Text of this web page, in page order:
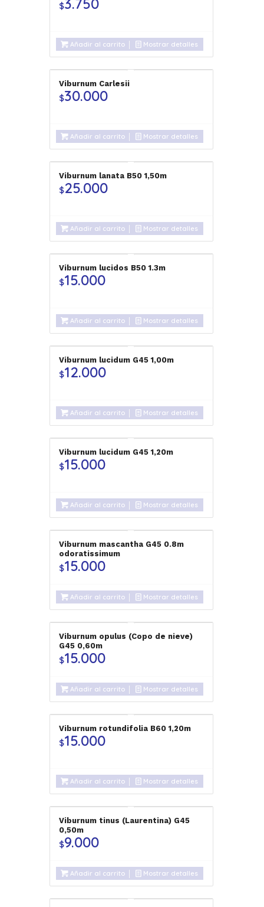
$
Añadir al carrito Mostrar detalles
Viburnum Carlesii
$30.000
Añadir al carrito Mostrar detalles
Viburnum lanata B50 1,50m
$25.000
Añadir al carrito Mostrar detalles
Viburnum lucidos B50 1.3m
$15.000
Añadir al carrito Mostrar detalles
Viburnum lucidum G45 1,00m
$12.000
Añadir al carrito Mostrar detalles
Viburnum lucidum G45 1,20m
$15.000
Añadir al carrito Mostrar detalles
Viburnum mascantha G45 0.8m
odoratissimum
$15.000
Añadir al carrito Mostrar detalles
Viburnum opulus (Copo de nieve)
G45 0,60m
$15.000
Añadir al carrito Mostrar detalles
Viburnum rotundifolia B60 1,20m
$15.000
Añadir al carrito Mostrar detalles
Viburnum tinus (Laurentina) G45
0,50m
$9.000
Añadir al carrito Mostrar detalles